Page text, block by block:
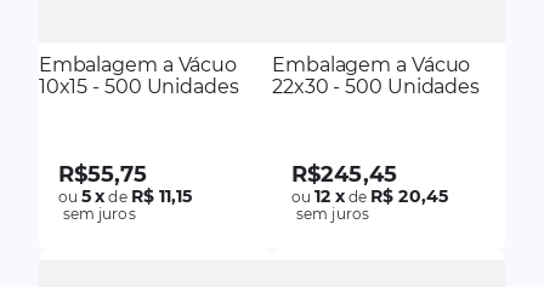
Embalagem a Vácuo
10x15 - 500 Unidades
R$55,75
ou5x de R$ 11,15
sem juros
Embalagem a Vácuo
22x30 - 500 Unidades
R$245,45
ou12 xde R$ 20,45
sem juros